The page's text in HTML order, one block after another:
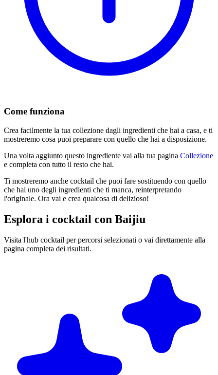
Come funziona
Crea facilmente la tua collezione dagli ingredienti che hai a casa, e ti
mostreremo cosa puoi preparare con quello che hai a disposizione.
Una volta aggiunto questo ingrediente vai alla tua pagina Collezione
e completa con tutto il resto che hai.
Ti mostreremo anche cocktail che puoi fare sostituendo con quello
che hai uno degli ingredienti che ti manca, reinterpretando
l'originale. Ora vai e crea qualcosa di delizioso!
Esplora i cocktail con Baijiu
Visita l'hub cocktail per percorsi selezionati o vai direttamente alla
pagina completa dei risultati.